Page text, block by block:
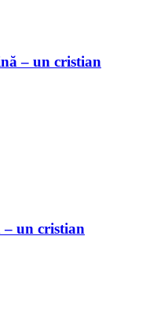
– un cristian
– un cristian